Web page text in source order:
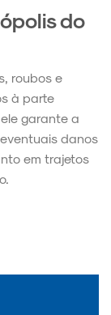
do
roubos e
à parte
garante a
danos
em trajetos